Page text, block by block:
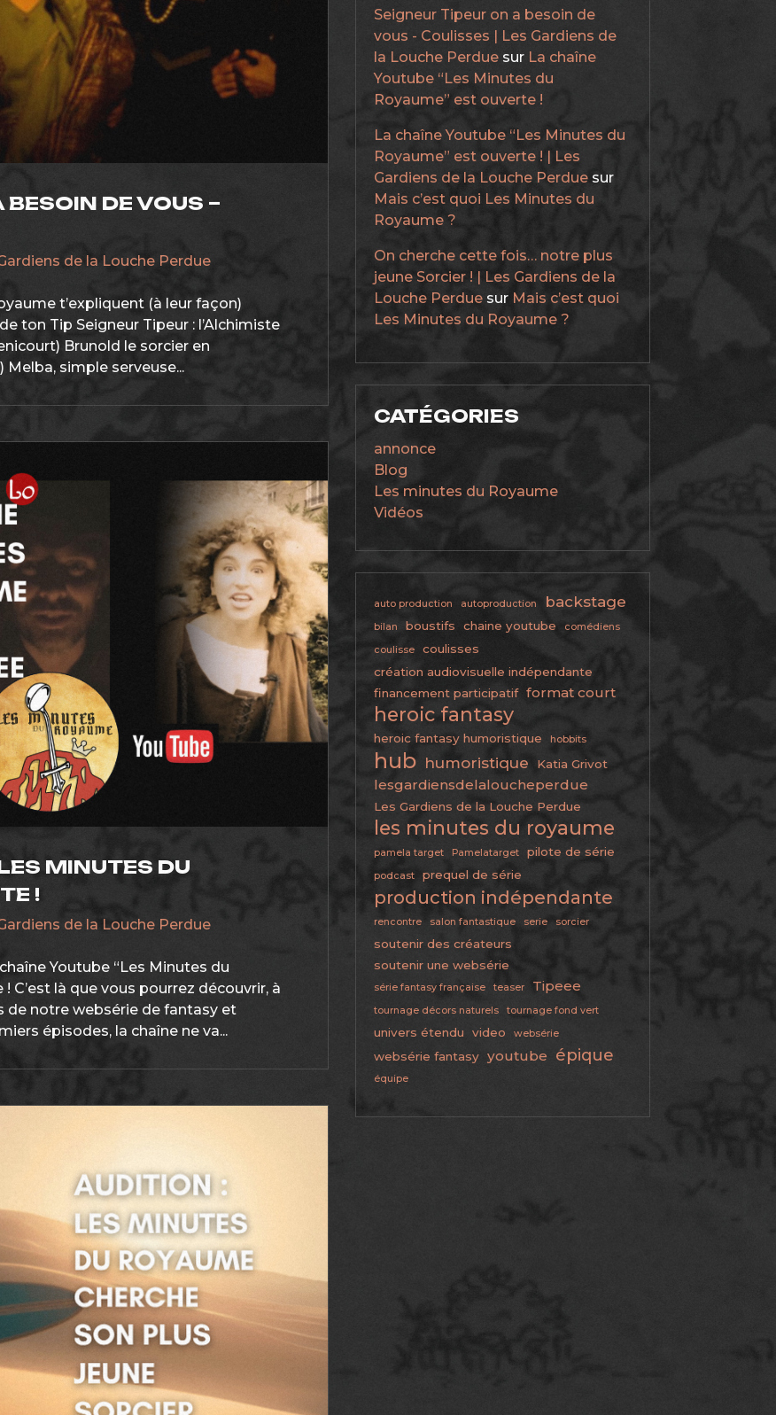
BESOIN DE VOUS –
de la Louche Perdue
t’expliquent (à leur façon)
ton Tip Seigneur Tipeur : l’Alchimiste
Brunold le sorcier en
simple serveuse...
MINUTES DU
!
de la Louche Perdue
Youtube “Les Minutes du
C’est là que vous pourrez découvrir, à
de notre websérie de fantasy et
épisodes, la chaîne ne va...
Seigneur Tipeur on a besoin de
vous - Coulisses | Les Gardiens de
la Louche Perduesur La chaîne
Youtube “Les Minutes du
Royaume” est ouverte !
La chaîne Youtube “Les Minutes du
Royaume” est ouverte ! | Les
Gardiens de la Louche Perduesur
Mais c’est quoi Les Minutes du
Royaume ?
On cherche cette fois… notre plus
jeune Sorcier ! | Les Gardiens de la
Louche Perduesur Mais c’est quoi
Les Minutes du Royaume ?
CATÉGORIES
annonce
Blog
Les minutes du Royaume
Vidéos
auto production autoproduction backstage
bilan boustifs chaine youtube
comédiens
coulisse
coulisses
création audiovisuelle indépendante
financement participatif format court
heroic fantasy
heroic fantasy humoristique hobbits
hub humoristique Katia Grivot
lesgardiensdelaloucheperdue
Les Gardiens de la Louche Perdue
les minutes du royaume
pamela target Pamelatarget pilote de série
podcast prequel de série
production indépendante
rencontre salon fantastique serie sorcier
soutenir des créateurs
soutenir une websérie
série fantasy française teaser Tipeee
tournage décors naturels tournage fond vert
univers étendu video websérie
websérie fantasy youtube épique
équipe